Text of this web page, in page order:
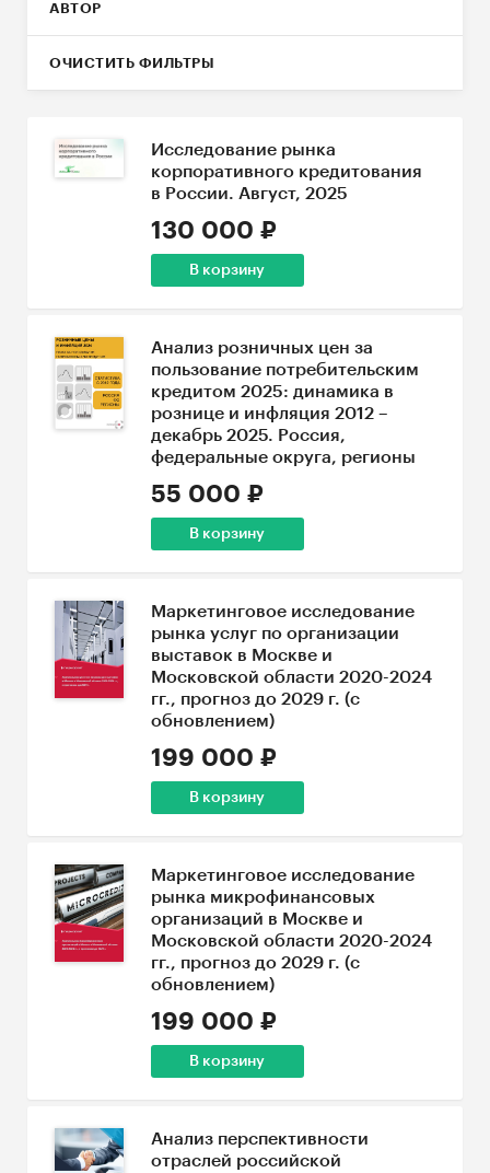
АВТОР
ОЧИСТИТЬ ФИЛЬТРЫ
Исследование рынка
корпоративного кредитования
в России. Август, 2025
130 000 ₽
В корзину
Анализ розничных цен за
пользование потребительским
кредитом 2025: динамика в
рознице и инфляция 2012 –
декабрь 2025. Россия,
федеральные округа, регионы
55 000 ₽
В корзину
Маркетинговое исследование
рынка услуг по организации
выставок в Москве и
Московской области 2020-2024
гг., прогноз до 2029 г. (с
обновлением)
199 000 ₽
В корзину
Маркетинговое исследование
рынка микрофинансовых
организаций в Москве и
Московской области 2020-2024
гг., прогноз до 2029 г. (с
обновлением)
199 000 ₽
В корзину
Анализ перспективности
отраслей российской